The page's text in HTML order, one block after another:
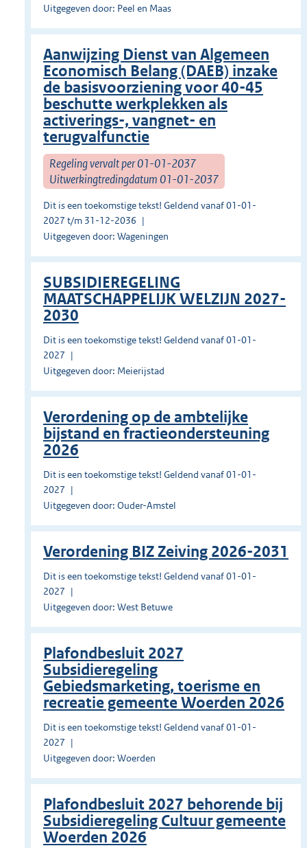
Uitgegeven door: Peel en Maas
Aanwijzing Dienst van Algemeen
Economisch Belang (DAEB) inzake
de basisvoorziening voor 40-45
beschutte werkplekken als
activerings-, vangnet- en
terugvalfunctie
Regeling vervalt per 01-01-2037
Uitwerkingtredingdatum 01-01-2037
Dit is een toekomstige tekst! Geldend vanaf 01-01-
2027 t/m 31-12-2036
Uitgegeven door: Wageningen
SUBSIDIEREGELING
MAATSCHAPPELIJK WELZIJN 2027-
2030
Dit is een toekomstige tekst! Geldend vanaf 01-01-
2027
Uitgegeven door: Meierijstad
Verordening op de ambtelijke
bijstand en fractieondersteuning
2026
Dit is een toekomstige tekst! Geldend vanaf 01-01-
2027
Uitgegeven door: Ouder-Amstel
Verordening BIZ Zeiving 2026-2031
Dit is een toekomstige tekst! Geldend vanaf 01-01-
2027
Uitgegeven door: West Betuwe
Plafondbesluit 2027
Subsidieregeling
Gebiedsmarketing, toerisme en
recreatie gemeente Woerden 2026
Dit is een toekomstige tekst! Geldend vanaf 01-01-
2027
Uitgegeven door: Woerden
Plafondbesluit 2027 behorende bij
Subsidieregeling Cultuur gemeente
Woerden 2026